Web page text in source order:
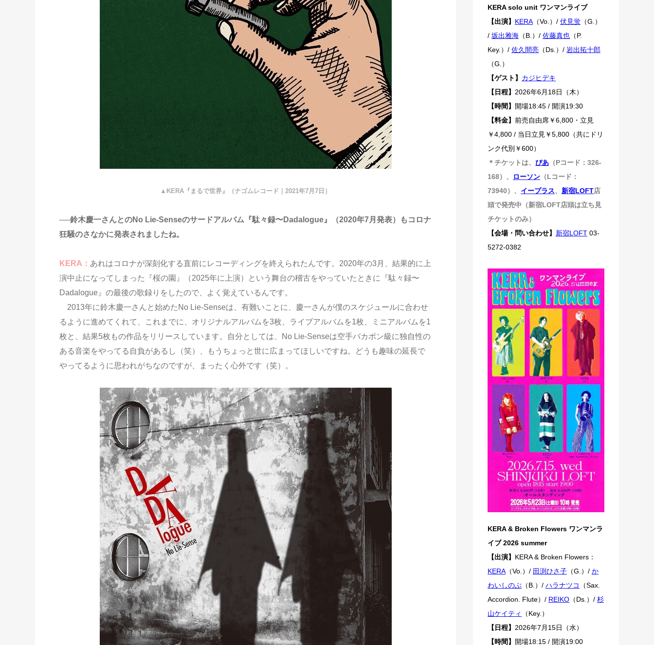
​▲KERA『まるで世界』（ナゴムレコード｜2021年7月7日）
──鈴木慶一さんとのNo Lie-Senseのサードアルバム『駄々録〜Dadalogue』（2020年7月発表）もコロナ
狂騒のさなかに発表されましたね。
KERA： あれはコロナが深刻化する直前にレコーディングを終えられたんです。2020年の3月、結果的に上
演中止になってしまった『桜の園』（2025年に上演）という舞台の稽古をやっていたときに『駄々録〜
Dadalogue』の最後の歌録りをしたので、よく覚えているんです。
2013年に鈴木慶一さんと始めたNo Lie-Senseは、有難いことに、慶一さんが僕のスケジュールに合わせ
るように進めてくれて、これまでに、オリジナルアルバムを3枚、ライブアルバムを1枚、ミニアルバムを1
枚と、結果5枚もの作品をリリースしています。自分としては、No Lie-Senseは空手バカボン級に独自性の
ある音楽をやってる自負があるし（笑）、もうちょっと世に広まってほしいですね。どうも趣味の延長で
やってるように思われがちなのですが、まったく心外です（笑）。
KERA solo unit ワンマンライブ
【出演】 KERA （Vo.）/ 伏見蛍 （G.）
/ 坂出雅海 （B.）/ 佐藤真也 （P.
Key.）/ 佐久間亮 （Ds.）/ 岩出拓十郎
（G.）
【ゲスト】 カジヒデキ
【日程】 2026年6月18日（木）
【時間】 開場18:45 / 開演19:30
【料金】 前売自由席￥6,800・立見
￥4,800 / 当日立見￥5,800（共にドリ
ンク代別￥600）
＊チケットは、 ぴあ （Pコード：326-
168）、
ローソン （Lコード：
73940）、 イープラス、 新宿LOFT店
頭で発売中（新宿LOFT店頭は立ち見
チケットのみ）
【会場・問い合わせ】 新宿LOFT 03-
5272-0382
KERA & Broken Flowers ワンマンラ
イブ 2026 summer
【出演】 KERA & Broken Flowers：
KERA （Vo.）/ 田渕ひさ子 （G.）/ か
わいしのぶ （B.）/ ハラナツコ
（Sax.
Accordion. Flute）/ REIKO （Ds.）/ 杉
山ケイティ
（Key.）
【日程】 2026年7月15日（水）
【時間】 開場18:15 / 開演19:00